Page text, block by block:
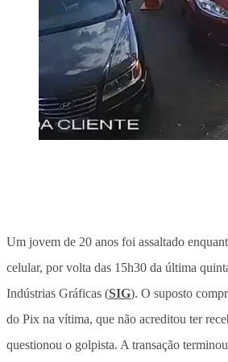
Um jovem de 20 anos foi assaltado
celular, por volta das 15h30 da última
Indústrias Gráficas (SIG). O suposto
do Pix na vítima, que não acreditou ter
questionou o golpista. A transação